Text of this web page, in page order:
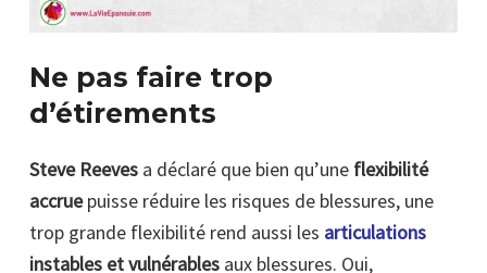
Ne pas faire trop
d’étirements
Steve Reeves a déclaré que bien qu’une flexibilité
accruepuisse réduire les risques de blessures, une
trop grande flexibilité rend aussi les articulations
instables et vulnérables aux blessures. Oui,